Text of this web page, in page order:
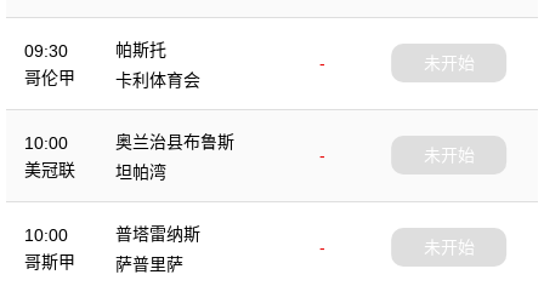
乐部
09:30
哥伦甲
帕斯托
-
卡利体育会
未开始
10:00
美冠联
奥兰治县布鲁斯
-
坦帕湾
未开始
10:00
哥斯甲
普塔雷纳斯
-
萨普里萨
未开始